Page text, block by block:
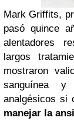
Mark Griffits,
pasó quince
alentadores
largos
mostraron
sanguínea y
analgésicos si
manejar la